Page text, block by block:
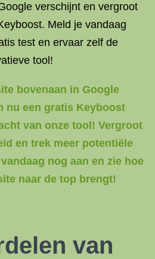
verschijnt en vergroot
Meld je vandaag
test en ervaar zelf de
tool!
bovenaan in Google
nu een gratis Keyboost
van onze tool! Vergroot
en trek meer potentiële
nog aan en zie hoe
naar de top brengt!
van